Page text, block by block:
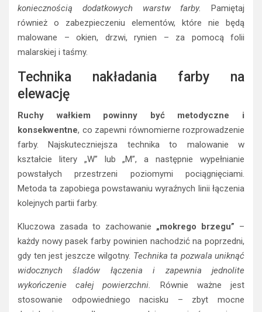
koniecznością dodatkowych warstw farby.
Pamiętaj
również o zabezpieczeniu elementów, które nie będą
malowane – okien, drzwi, rynien – za pomocą folii
malarskiej i taśmy.
Technika nakładania farby na
elewację
Ruchy wałkiem powinny być metodyczne i
konsekwentne, co zapewni równomierne rozprowadzenie
farby. Najskuteczniejsza technika to malowanie w
kształcie litery „W” lub „M”, a następnie wypełnianie
powstałych przestrzeni poziomymi pociągnięciami.
Metoda ta zapobiega powstawaniu wyraźnych linii łączenia
kolejnych partii farby.
Kluczowa zasada to zachowanie „mokrego brzegu” –
każdy nowy pasek farby powinien nachodzić na poprzedni,
gdy ten jest jeszcze wilgotny. Technika ta pozwala uniknąć
widocznych śladów łączenia i zapewnia jednolite
wykończenie całej powierzchni.
Równie ważne jest
stosowanie odpowiedniego nacisku – zbyt mocne